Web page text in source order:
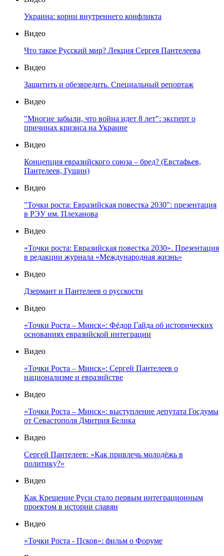
Украина: корни внутреннего конфликта
Видео
Что такое Русский мир? Лекция Сергея Пантелеева
Видео
Защитить и обезвредить. Специальный репортаж
Видео
"Многие забыли, что война идет 8 лет": эксперт о
причинах кризиса на Украине
Видео
Концепция евразийского союза – бред? (Евстафьев,
Пантелеев, Гущин)
Видео
"Точки роста: Евразийская повестка 2030": презентация
в РЭУ им. Плеханова
Видео
«Точки роста: Евразийская повестка 2030». Презентация
в редакции журнала «Международная жизнь»
Видео
Дзермант и Пантелеев о русскости
Видео
«Точки Роста – Минск»: Фёдор Гайда об исторических
основаниях евразийской интеграции
Видео
«Точки Роста – Минск»: Сергей Пантелеев о
национализме и евразийстве
Видео
«Точки Роста – Минск»: выступление депутата Госдумы
от Севастополя Дмитрия Белика
Видео
Сергей Пантелеев: «Как привлечь молодёжь в
политику?»
Видео
Как Крещение Руси стало первым интеграционным
проектом в истории славян
Видео
«Точки Роста - Псков»: фильм о Форуме